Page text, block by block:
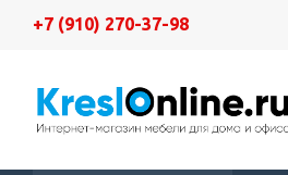
+7 (910) 270-37-98